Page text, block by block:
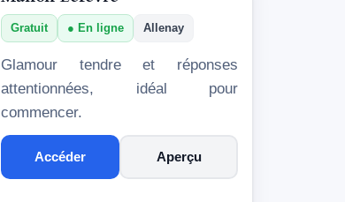
Gratuit En ligne Allenay
Glamour tendre et réponses
attentionnées, idéal pour
commencer.
Accéder Aperçu